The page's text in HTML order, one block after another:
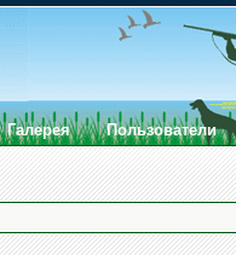
Галерея Пользователи